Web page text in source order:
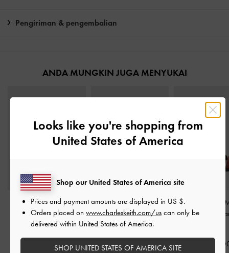
Pengiriman & pengembalian
ANDA MUNGKIN JUGA MENYUKAI
Sandal Double-Strap
Dove-Multi
Sepatu Mules Kitten-Heel
Aelin Canvas-Multi
Sandal Strappy
Buckle Aelin
Looks like you're shopping from
United States of America
Shop our United States of America site
Prices and payment amounts are displayed in US $.
Orders placed on www.charleskeith.com/us can only be
delivered within United States of America.
SHOP UNITED STATES OF AMERICA SITE